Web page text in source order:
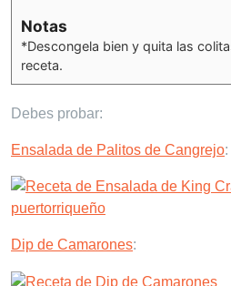
Notas
*Descongela bien y quita las
receta.
Debes probar:
Ensalada de Palitos de Cangrejo:
Dip de Camarones: